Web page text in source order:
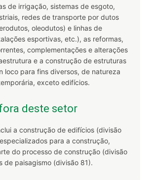
de irrigação, sistemas de esgoto,
redes de transporte por dutos
oleodutos) e linhas de
esportivas, etc.), as reformas,
complementações e alterações
e a construção de estruturas
loco para fins diversos, de natureza
exceto edifícios.
deste setor
a construção de edifícios (divisão
para a construção,
do processo de construção (divisão
de paisagismo (divisão 81).